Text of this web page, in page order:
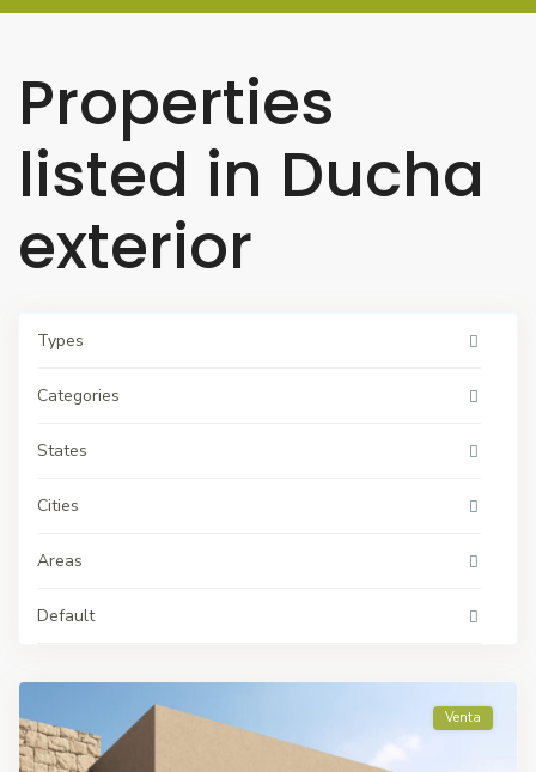
Properties
listed in Ducha
exterior
Types
Categories
States
Cities
Areas
Default
Venta